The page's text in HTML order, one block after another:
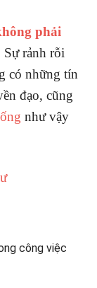
phải
rảnh rỗi
có những tín
đạo, cũng
như vậy
công việc